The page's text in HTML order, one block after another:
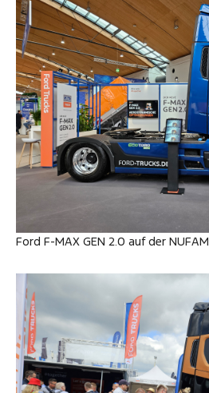
Ford F-MAX GEN 2.0 auf der NUFAM